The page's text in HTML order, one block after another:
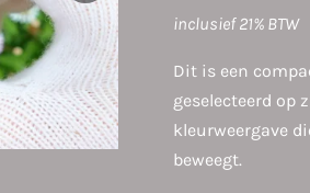
inclusief 21% BTW
Dit is een
geselecteerd op
kleurweergave
beweegt.